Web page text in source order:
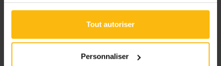
Tout autoriser
Personnaliser